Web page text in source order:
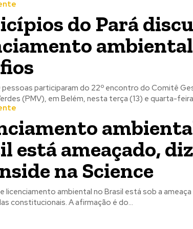
do Pará
pessoas participaram do 22º encontro do Comitê
(PMV), em Belém, nesta terça (13) e quarta-
está ameaçado,
na Science
licenciamento ambiental no Brasil está sob a
constitucionais. A afirmação é do...